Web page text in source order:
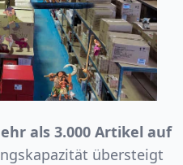
als 3.000 Artikel auf
übersteigt